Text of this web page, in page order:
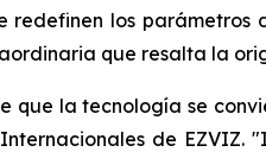
redefinen los
que resalta la
que la tecnología se
de